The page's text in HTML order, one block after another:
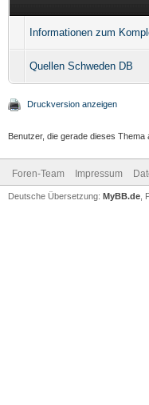
Informationen zum
Quellen Schweden DB
Druckversion anzeigen
Benutzer, die gerade dieses
Foren-Team Impressum
Deutsche Übersetzung: MyBB.de ,